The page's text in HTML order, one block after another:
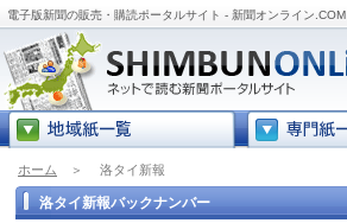
電子版新聞の販売・購読ポータルサイト - 新聞オンライン.COM
ホーム ＞ 洛タイ新報
洛タイ新報バックナンバー